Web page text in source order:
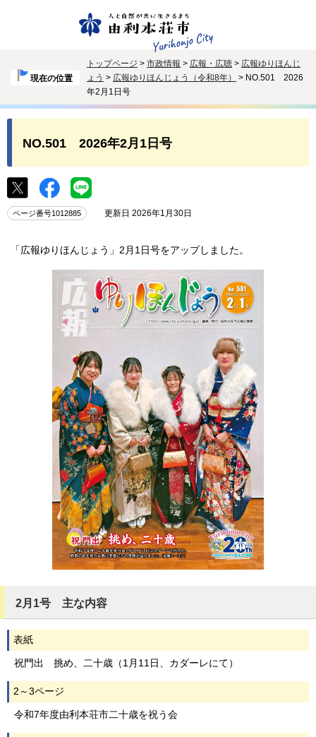
現在の位置
トップページ > 市政情報 > 広報・広聴 > 広報ゆりほんじ
ょう > 広報ゆりほんじょう（令和8年）
> NO.501 2026
年2月1日号
NO.501 2026年2月1日号
ページ番号1012885 更新日 2026年1月30日
「広報ゆりほんじょう」2月1日号をアップしました。
2月1号 主な内容
表紙
祝門出 挑め、二十歳（1月11日、カダーレにて）
2～3ページ
令和7年度由利本荘市二十歳を祝う会